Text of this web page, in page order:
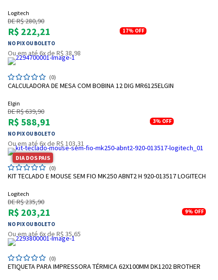
Logitech
DE R$ 280,90
R$ 222,21
NO PIX OU BOLETO
17% OFF
Ou em até 6x de R$ 38,98
(0)
CALCULADORA DE MESA COM BOBINA 12 DIG MR6125ELGIN
Elgin
DE R$ 639,90
R$ 588,91
NO PIX OU BOLETO
3% OFF
Ou em até 6x de R$ 103,31
DIA DOS PAIS
(0)
KIT TECLADO E MOUSE SEM FIO MK250 ABNT2 H 920-013517 LOGITECH
Logitech
DE R$ 235,90
R$ 203,21
NO PIX OU BOLETO
9% OFF
Ou em até 6x de R$ 35,65
(0)
ETIQUETA PARA IMPRESSORA TÉRMICA 62X100MM DK1202 BROTHER